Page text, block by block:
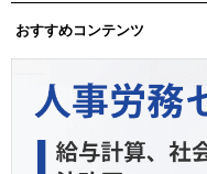
おすすめコンテンツ